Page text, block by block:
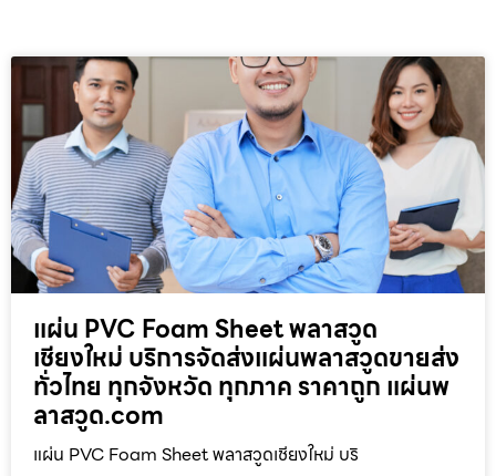
แผ่น PVC Foam Sheet พลาสวูด
เชียงใหม่ บริการจัดส่งแผ่นพลาสวูดขายส่ง
ทั่วไทย ทุกจังหวัด ทุกภาค ราคาถูก แผ่นพ
ลาสวูด.com
แผ่น PVC Foam Sheet พลาสวูดเชียงใหม่ บริ